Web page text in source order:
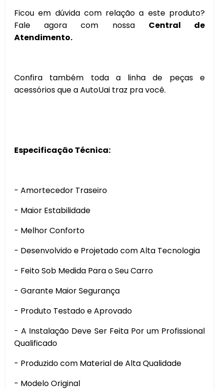
Ficou em dúvida com relação a este produto?
Fale agora com nossa Central de
Atendimento.
Confira também toda a linha de peças e
acessórios que a AutoUai traz pra você.
Especificação Técnica:
- Amortecedor Traseiro
- Maior Estabilidade
- Melhor Conforto
- Desenvolvido e Projetado com Alta Tecnologia
- Feito Sob Medida Para o Seu Carro
- Garante Maior Segurança
- Produto Testado e Aprovado
- A Instalação Deve Ser Feita Por um Profissional
Qualificado
- Produzido com Material de Alta Qualidade
- Modelo Original